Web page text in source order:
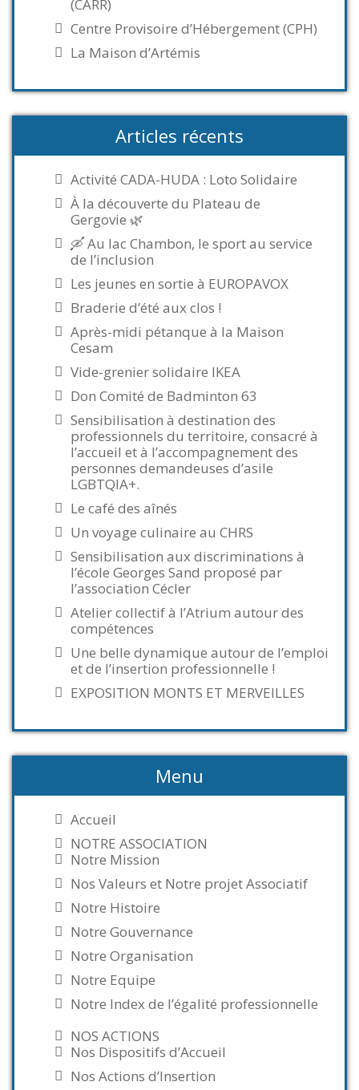
(CARR)
Centre Provisoire d’Hébergement (CPH)
La Maison d’Artémis
Articles récents
Activité CADA-HUDA : Loto Solidaire
À la découverte du Plateau de
Gergovie 🌿
🛶 Au lac Chambon, le sport au service
de l’inclusion
Les jeunes en sortie à EUROPAVOX
Braderie d’été aux clos !
Après-midi pétanque à la Maison
Cesam
Vide-grenier solidaire IKEA
Don Comité de Badminton 63
Sensibilisation à destination des
professionnels du territoire, consacré à
l’accueil et à l’accompagnement des
personnes demandeuses d’asile
LGBTQIA+.
Le café des aînés
Un voyage culinaire au CHRS
Sensibilisation aux discriminations à
l’école Georges Sand proposé par
l’association Cécler
Atelier collectif à l’Atrium autour des
compétences
Une belle dynamique autour de l’emploi
et de l’insertion professionnelle !
EXPOSITION MONTS ET MERVEILLES
Menu
Accueil
NOTRE ASSOCIATION
Notre Mission
Nos Valeurs et Notre projet Associatif
Notre Histoire
Notre Gouvernance
Notre Organisation
Notre Equipe
Notre Index de l’égalité professionnelle
NOS ACTIONS
Nos Dispositifs d’Accueil
Nos Actions d’Insertion